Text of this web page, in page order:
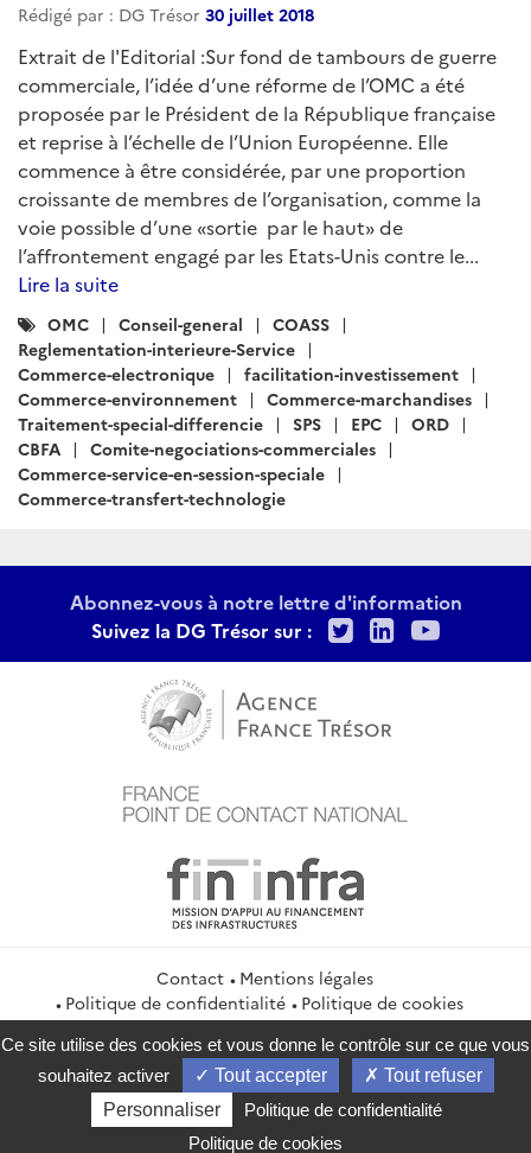
Rédigé par : DG Trésor 30 juillet 2018
Extrait de l'Editorial :Sur fond de tambours de guerre
commerciale, l’idée d’une réforme de l’OMC a été
proposée par le Président de la République française
et reprise à l’échelle de l’Union Européenne. Elle
commence à être considérée, par une proportion
croissante de membres de l’organisation, comme la
voie possible d’une «sortie par le haut» de
l’affrontement engagé par les Etats-Unis contre le...
Lire la suite
Catégories
:
OMC Conseil-general
COASS
Reglementation-interieure-Service
Commerce-electronique
facilitation-investissement
Commerce-environnement
Commerce-marchandises
Traitement-special-differencie
SPS EPC
ORD
CBFA
Comite-negociations-commerciales
Commerce-service-en-session-speciale
Commerce-transfert-technologie
Abonnez-vous à notre lettre d'information
Suivez la DG Trésor sur :
TwitterLinkedIn
Contact
Mentions légales
Politique de confidentialité
Politique de cookies
Gestion des cookies
Flux RSS
service-public.gouv.fr
legifrance.gouv.fr
info.gouv.fr
data.gouv.fr
2026 Direction générale du Trésor
Ce site utilise des cookies et vous donne le contrôle sur ce que vous
souhaitez activer
Tout accepter
Tout refuser
Personnaliser
Politique de confidentialité
Politique de cookies